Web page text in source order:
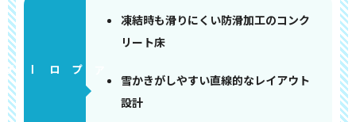
アプローチ
凍結時も滑りにくい防滑加工のコンク
リート床
雪かきがしやすい直線的なレイアウト
設計